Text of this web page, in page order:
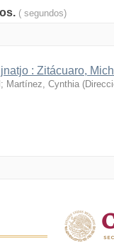
( segundos)
: Zitácuaro,
; Martínez, Cynthia (